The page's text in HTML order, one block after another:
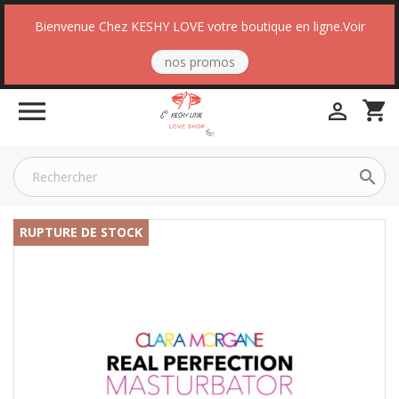
Bienvenue Chez KESHY LOVE votre boutique en ligne.Voir
nos promos
 shopping_cart


RUPTURE DE STOCK